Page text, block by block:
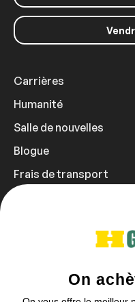
Carrières
Humanité
Salle de nouvelles
Blogue
Frais de transport
Vous pouvez